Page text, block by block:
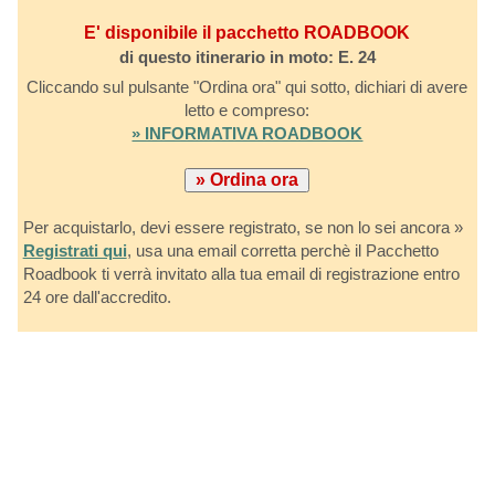
E' disponibile il pacchetto ROADBOOK
di questo itinerario in moto: E. 24
Cliccando sul pulsante "Ordina ora" qui sotto, dichiari di avere
letto e compreso:
» INFORMATIVA ROADBOOK
Per acquistarlo, devi essere registrato, se non lo sei ancora »
Registrati qui, usa una email corretta perchè il Pacchetto
Roadbook ti verrà invitato alla tua email di registrazione entro
24 ore dall'accredito.